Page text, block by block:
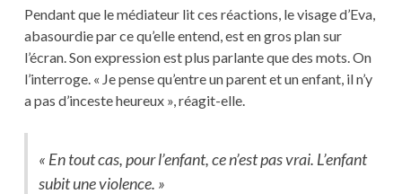
Pendant que le médiateur lit ces réactions, le visage d’Eva,
abasourdie par ce qu’elle entend, est en gros plan sur
l’écran. Son expression est plus parlante que des mots. On
l’interroge. « Je pense qu’entre un parent et un enfant, il n’y
a pas d’inceste heureux », réagit-elle.
« En tout cas, pour l’enfant, ce n’est pas vrai. L’enfant
subit une violence. »